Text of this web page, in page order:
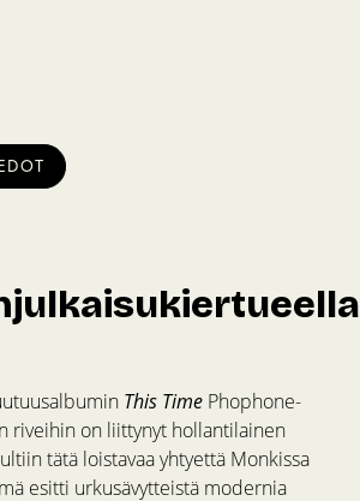
This Time Phophone-
riveihin on liittynyt hollantilainen
tätä loistavaa yhtyettä Monkissa
esitti urkusävytteistä modernia